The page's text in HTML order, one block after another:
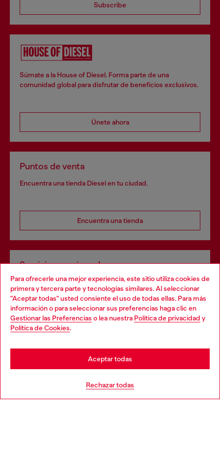
Para ofrecerle una mejor experiencia, este sitio utiliza cookies de
primera y tercera parte y tecnologías similares. Al seleccionar
"Aceptar todas" usted consiente el uso de todas ellas. Para más
información o para seleccionar sus preferencias haga clic en
Gestionar las Preferencias o lea nuestra Política de privacidad y
Política de Cookies.
Rechazar todas
Aceptar todas
Subscribe
Súmate a la House of Diesel. Forma parte de una
comunidad global para disfrutar de beneficios exclusivos.
Únete ahora
Puntos de venta
Encuentra una tienda Diesel en tu ciudad.
Encuentra una tienda
Servicios omnicanal
Descubre todos nuestros servicios, tanto en línea como
en la tienda.
Choose your location
You are currently browsing España website, but it seems you
may be based in United States